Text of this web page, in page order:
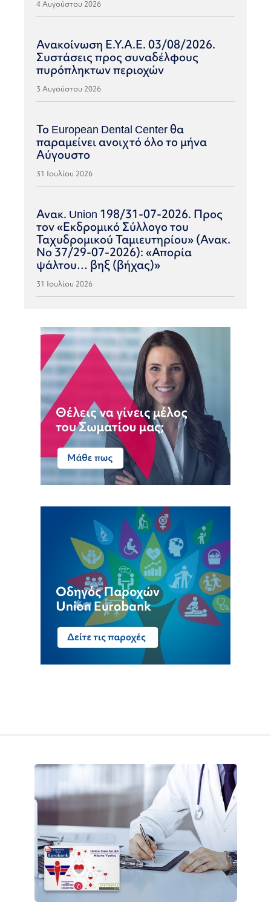
4 Αυγούστου 2026
Ανακοίνωση Ε.Υ.Α.Ε. 03/08/2026.
Συστάσεις προς συναδέλφους
πυρόπληκτων περιοχών
3 Αυγούστου 2026
Το European Dental Center θα
παραμείνει ανοιχτό όλο το μήνα
Αύγουστο
31 Ιουλίου 2026
Ανακ. Union 198/31-07-2026. Προς
τον «Εκδρομικό Σύλλογο του
Ταχυδρομικού Ταμιευτηρίου» (Ανακ.
Νο 37/29-07-2026): «Απορία
ψάλτου… βηξ (βήχας)»
31 Ιουλίου 2026